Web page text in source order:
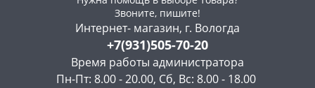
Звоните, пишите!
Интернет- магазин, г. Вологда
+7(931)505-70-20
Время работы администратора
Пн-Пт: 8.00 - 20.00, Сб, Вс: 8.00 - 18.00